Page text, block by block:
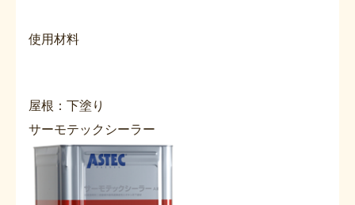
使用材料
屋根：下塗り
サーモテックシーラー